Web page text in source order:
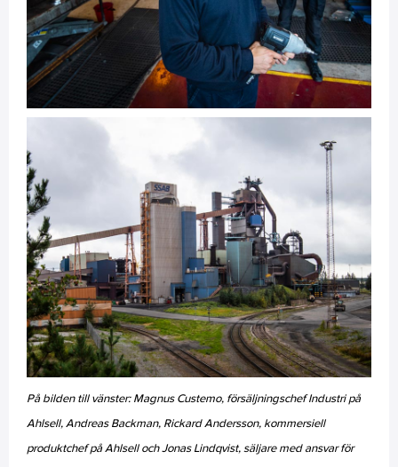
På bilden till vänster: Magnus Custemo, försäljningschef Industri på
Ahlsell, Andreas Backman, Rickard Andersson, kommersiell
produktchef på Ahlsell och Jonas Lindqvist, säljare med ansvar för